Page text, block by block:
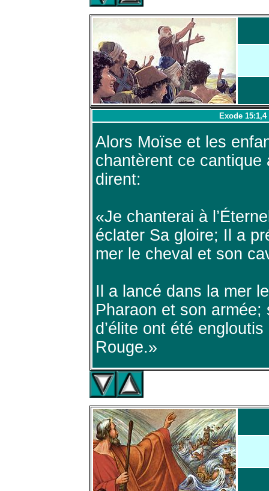
Exode 15:1,4
Alors Moïse et les
chantèrent ce cantique
dirent:
«Je chanterai à
éclater Sa gloire; Il a
mer le cheval et son
Il a lancé dans la mer
Pharaon et son
d’élite ont été
Rouge.»